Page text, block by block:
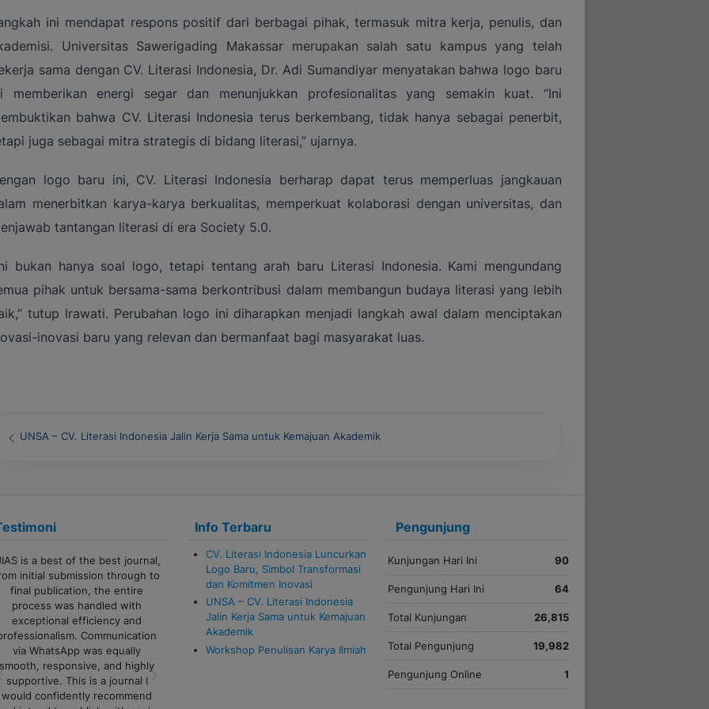
ini mendapat respons positif dari berbagai pihak, termasuk mitra kerja, penulis, dan
Universitas Sawerigading Makassar merupakan salah satu kampus yang telah
sama dengan CV. Literasi Indonesia, Dr. Adi Sumandiyar menyatakan bahwa logo baru
memberikan energi segar dan menunjukkan profesionalitas yang semakin kuat. “Ini
bahwa CV. Literasi Indonesia terus berkembang, tidak hanya sebagai penerbit,
juga sebagai mitra strategis di bidang literasi,” ujarnya.
logo baru ini, CV. Literasi Indonesia berharap dapat terus memperluas jangkauan
menerbitkan karya-karya berkualitas, memperkuat kolaborasi dengan universitas, dan
tantangan literasi di era Society 5.0.
bukan hanya soal logo, tetapi tentang arah baru Literasi Indonesia. Kami mengundang
pihak untuk bersama-sama berkontribusi dalam membangun budaya literasi yang lebih
tutup Irawati. Perubahan logo ini diharapkan menjadi langkah awal dalam menciptakan
inovasi baru yang relevan dan bermanfaat bagi masyarakat luas.
P
t
a
v
g
a
t
UNSA – CV. Literasi Indonesia Jalin Kerja Sama untuk Kemajuan Akademik
Terima kasih banyak untuk admin
CV Literasi Indonesia!
Pelayanannya cepat, responsif,
dan sangat membantu sekali.
Proses komunikasi juga lancar,
sangat ramah serta semua
pertanyaan dijawab dengan jelas.
Sukses selalu untuk tim Literasi
Indonesia!
Next
Info Terbaru
CV. Literasi Indonesia Luncurkan
Logo Baru, Simbol Transformasi
dan Komitmen Inovasi
UNSA – CV. Literasi Indonesia
Jalin Kerja Sama untuk Kemajuan
Akademik
Workshop Penulisan Karya Ilmiah
Pengunjung
Kunjungan Hari Ini 90
Pengunjung Hari Ini 64
Total Kunjungan 26,815
Total Pengunjung 19,982
Pengunjung Online 1